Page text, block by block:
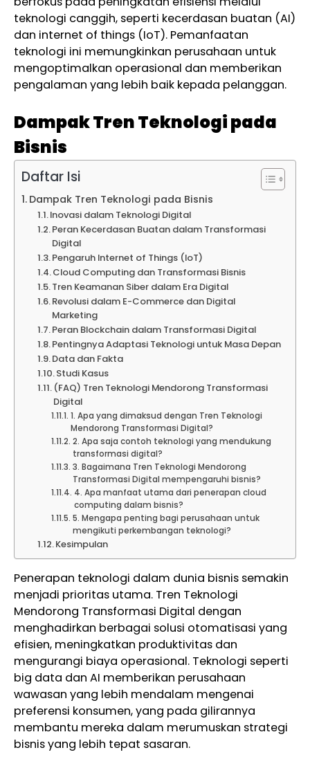
teknologi canggih, seperti kecerdasan buatan (AI)
dan internet of things (IoT). Pemanfaatan
teknologi ini memungkinkan perusahaan untuk
mengoptimalkan operasional dan memberikan
pengalaman yang lebih baik kepada pelanggan.
Dampak Tren Teknologi pada
Bisnis
Daftar Isi
Dampak Tren Teknologi pada Bisnis
Inovasi dalam Teknologi Digital
Peran Kecerdasan Buatan dalam Transformasi
Digital
Pengaruh Internet of Things (IoT)
Cloud Computing dan Transformasi Bisnis
Tren Keamanan Siber dalam Era Digital
Revolusi dalam E-Commerce dan Digital
Marketing
Peran Blockchain dalam Transformasi Digital
Pentingnya Adaptasi Teknologi untuk Masa Depan
Data dan Fakta
Studi Kasus
(FAQ) Tren Teknologi Mendorong Transformasi
Digital
1. Apa yang dimaksud dengan Tren Teknologi
Mendorong Transformasi Digital?
2. Apa saja contoh teknologi yang mendukung
transformasi digital?
3. Bagaimana Tren Teknologi Mendorong
Transformasi Digital mempengaruhi bisnis?
4. Apa manfaat utama dari penerapan cloud
computing dalam bisnis?
5. Mengapa penting bagi perusahaan untuk
mengikuti perkembangan teknologi?
Kesimpulan
Penerapan teknologi dalam dunia bisnis semakin
menjadi prioritas utama. Tren Teknologi
Mendorong Transformasi Digital dengan
menghadirkan berbagai solusi otomatisasi yang
efisien, meningkatkan produktivitas dan
mengurangi biaya operasional. Teknologi seperti
big data dan AI memberikan perusahaan
wawasan yang lebih mendalam mengenai
preferensi konsumen, yang pada gilirannya
membantu mereka dalam merumuskan strategi
bisnis yang lebih tepat sasaran.